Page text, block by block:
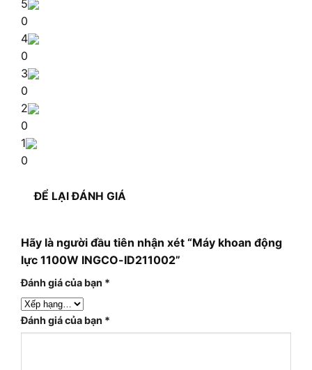
5
0
4
0
3
0
2
0
1
0
ĐỂ LẠI ĐÁNH GIÁ
Hãy là người đầu tiên nhận xét “Máy khoan động
lực 1100W INGCO-ID211002”
Đánh giá của bạn *
Đánh giá của bạn *